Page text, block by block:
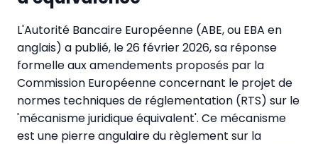
L'Autorité Bancaire Européenne (ABE, ou EBA en
anglais) a publié, le 26 février 2026, sa réponse
formelle aux amendements proposés par la
Commission Européenne concernant le projet de
normes techniques de réglementation (RTS) sur le
'mécanisme juridique équivalent'. Ce mécanisme
est une pierre angulaire du règlement sur la